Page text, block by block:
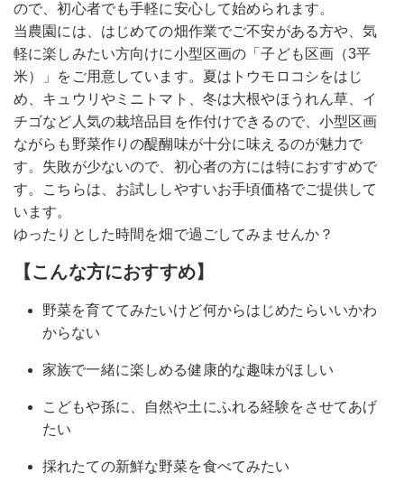
ので、初心者でも手軽に安心して始められます。
当農園には、はじめての畑作業でご不安がある方や、気
軽に楽しみたい方向けに小型区画の「子ども区画（3平
米）」をご用意しています。夏はトウモロコシをはじ
め、キュウリやミニトマト、冬は大根やほうれん草、イ
チゴなど人気の栽培品目を作付けできるので、小型区画
ながらも野菜作りの醍醐味が十分に味えるのが魅力で
す。失敗が少ないので、初心者の方には特におすすめで
す。こちらは、お試ししやすいお手頃価格でご提供して
います。
ゆったりとした時間を畑で過ごしてみませんか？
【こんな方におすすめ】
野菜を育ててみたいけど何からはじめたらいいかわ
からない
家族で一緒に楽しめる健康的な趣味がほしい
こどもや孫に、自然や土にふれる経験をさせてあげ
たい
採れたての新鮮な野菜を食べてみたい